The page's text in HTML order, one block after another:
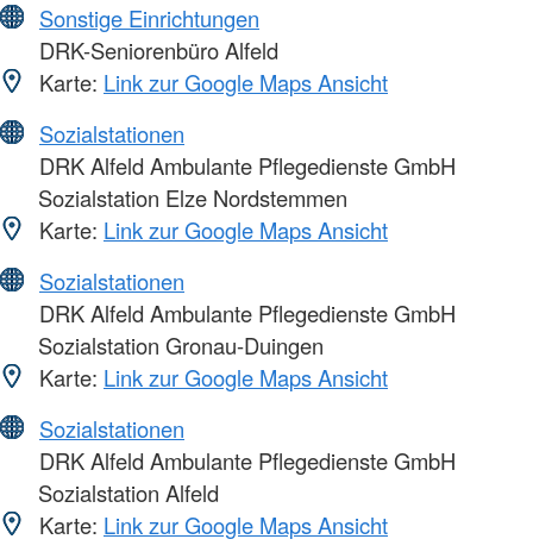
Sonstige Einrichtungen
DRK-Seniorenbüro Alfeld
Karte: Link zur Google Maps Ansicht
Sozialstationen
DRK Alfeld Ambulante Pflegedienste GmbH
Sozialstation Elze Nordstemmen
Karte: Link zur Google Maps Ansicht
Sozialstationen
DRK Alfeld Ambulante Pflegedienste GmbH
Sozialstation Gronau-Duingen
Karte: Link zur Google Maps Ansicht
Sozialstationen
DRK Alfeld Ambulante Pflegedienste GmbH
Sozialstation Alfeld
Karte: Link zur Google Maps Ansicht